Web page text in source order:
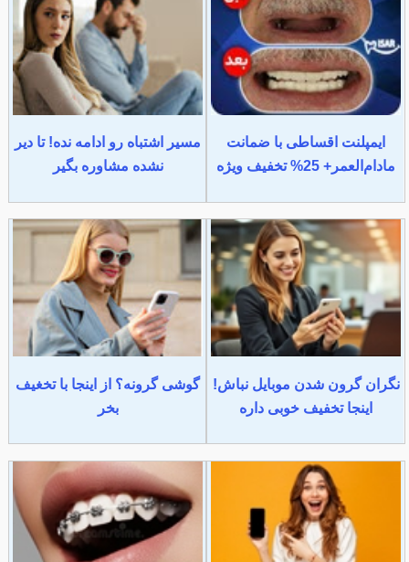
ایمپلنت اقساطی با ضمانت
مادام‌العمر+ 25% تخفیف ویژه
مسیر اشتباه رو ادامه نده! تا دیر
نشده مشاوره بگیر
نگران گرون شدن موبایل نباش!
اینجا تخفیف خوبی داره
گوشی گرونه؟ از اینجا با تخغیف
بخر